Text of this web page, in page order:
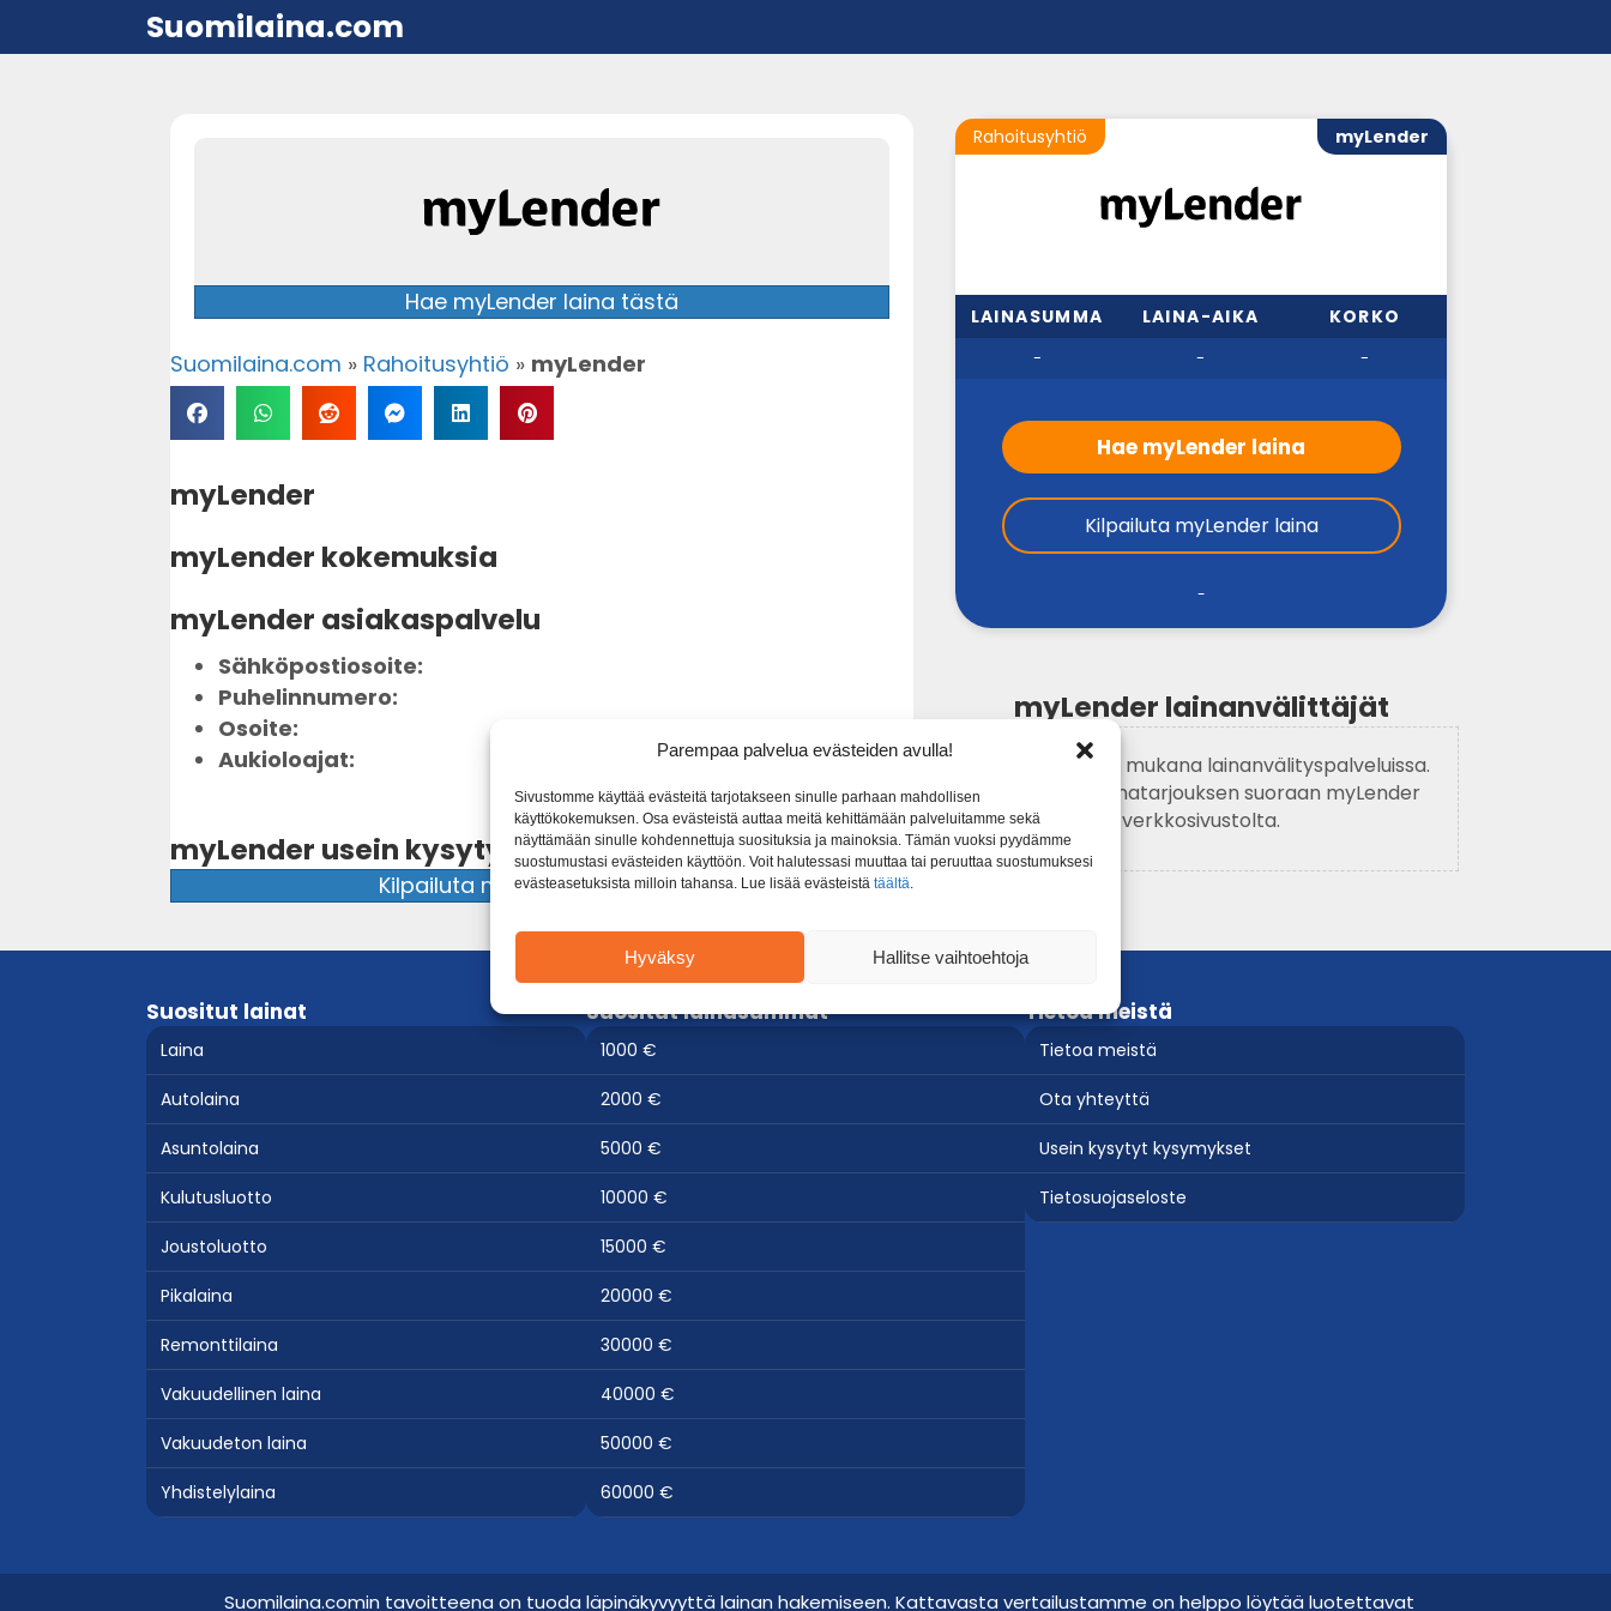
Parempaa palvelua evästeiden avulla!
Sivustomme käyttää evästeitä tarjotakseen sinulle parhaan mahdollisen
käyttökokemuksen. Osa evästeistä auttaa meitä kehittämään palveluitamme sekä
näyttämään sinulle kohdennettuja suosituksia ja mainoksia. Tämän vuoksi pyydämme
suostumustasi evästeiden käyttöön. Voit halutessasi muuttaa tai peruuttaa suostumuksesi
evästeasetuksista milloin tahansa. Lue lisää evästeistä täältä.
Hyväksy Hallitse vaihtoehtoja
Suomilaina.com
Hae myLender laina tästä
Suomilaina.com » Rahoitusyhtiö » myLender
myLender
myLender kokemuksia
myLender asiakaspalvelu
Sähköpostiosoite:
Puhelinnumero:
Osoite:
Aukioloajat:
myLender usein kysytyt kysymykset
Kilpailuta myLender laina tästä
myLender
Rahoitusyhtiö
LAINASUMMA LAINA-AIKA KORKO
- - -
Hae myLender laina
Kilpailuta myLender laina
-
myLender lainanvälittäjät
myLender ei ole mukana lainanvälityspalveluissa.
Voit pyytää lainatarjouksen suoraan myLender
verkkosivustolta.
Suositut lainat
Laina
Autolaina
Asuntolaina
Kulutusluotto
Joustoluotto
Pikalaina
Remonttilaina
Vakuudellinen laina
Vakuudeton laina
Yhdistelylaina
Suositut lainasummat
1000 €
2000 €
5000 €
10000 €
15000 €
20000 €
30000 €
40000 €
50000 €
60000 €
Tietoa meistä
Tietoa meistä
Ota yhteyttä
Usein kysytyt kysymykset
Tietosuojaseloste
Suomilaina.comin tavoitteena on tuoda läpinäkyvyyttä lainan hakemiseen. Kattavasta vertailustamme on helppo löytää luotettavat